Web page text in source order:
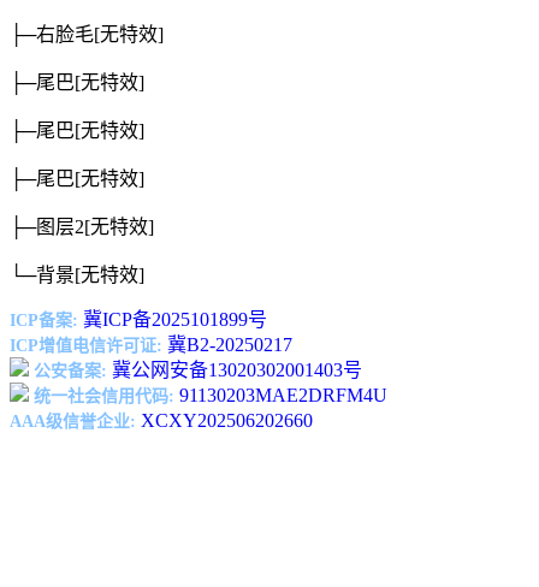
├─右脸毛[无特效]
├─尾巴[无特效]
├─尾巴[无特效]
├─尾巴[无特效]
├─图层2[无特效]
└─背景[无特效]
ICP备案: 冀ICP备2025101899号
ICP增值电信许可证: 冀B2-20250217
公安备案: 冀公网安备13020302001403号
统一社会信用代码: 91130203MAE2DRFM4U
AAA级信誉企业: XCXY202506202660